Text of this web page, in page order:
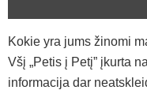
Kokie yra jums žinomi
Všį „Petis į Petį” įkurta
informacija dar